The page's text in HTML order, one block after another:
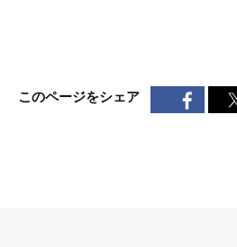
このページをシェア